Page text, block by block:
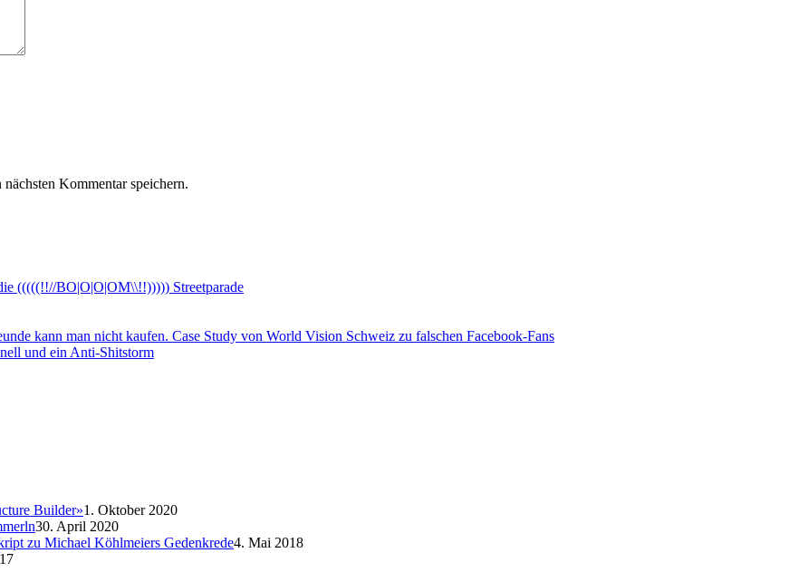
Kommentar speichern.
(((((!!//BO|O|O|OM\\!!))))) Streetparade
kann man nicht kaufen. Case Study von World Vision Schweiz zu falschen Facebook-Fans
und ein Anti-Shitstorm
Builder»1. Oktober 2020
30. April 2020
zu Michael Köhlmeiers Gedenkrede4. Mai 2018